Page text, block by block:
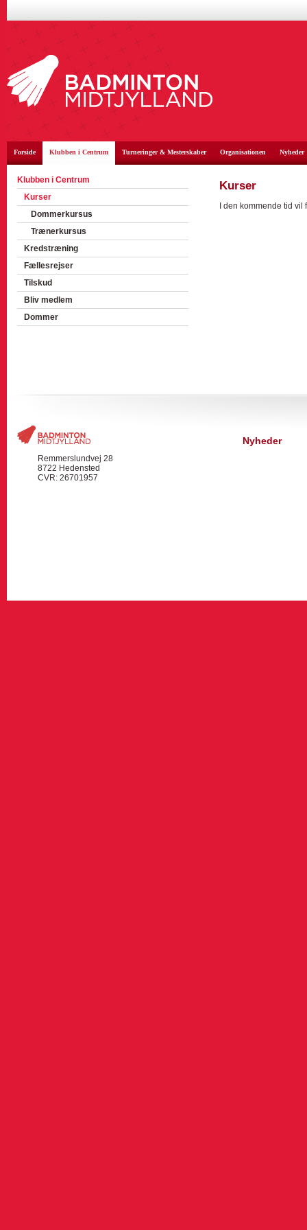
Forside Klubben i Centrum Turneringer & Mesterskaber Organisationen Nyheder
Klubben i Centrum
Kurser
Dommerkursus
Trænerkursus
Kredstræning
Fællesrejser
Tilskud
Bliv medlem
Dommer
Kurser
I den kommende tid
Remmerslundvej 28
8722 Hedensted
CVR: 26701957
Nyheder